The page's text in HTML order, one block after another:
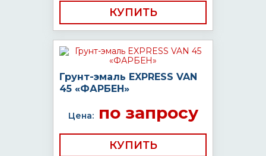
КУПИТЬ
Грунт-эмаль EXPRESS VAN
45 «ФАРБЕН»
Цена:по запросу
КУПИТЬ